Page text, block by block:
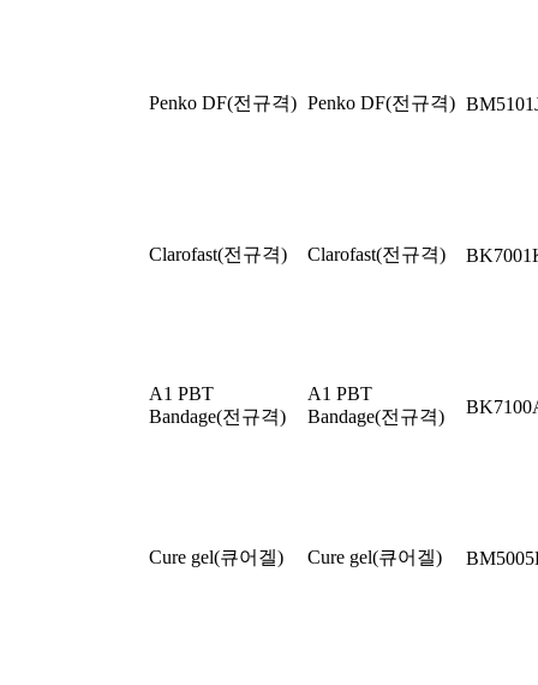
Penko DF(전규격) Penko DF(전규격)
Clarofast(전규격) Clarofast(전규격)
A1 PBT
Bandage(전규격)
A1 PBT
Bandage(전규격)
Cure gel(큐어겔) Cure gel(큐어겔)